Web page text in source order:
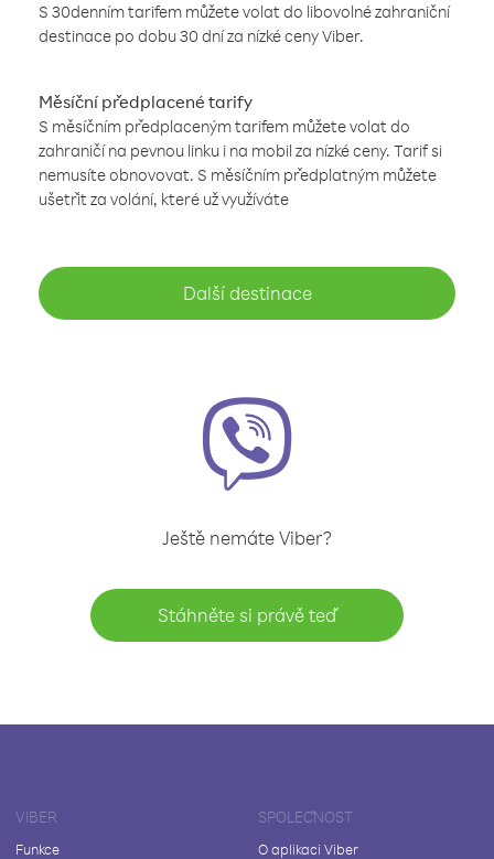
S 30denním tarifem můžete volat do libovolné zahraniční
destinace po dobu 30 dní za nízké ceny Viber.
Měsíční předplacené tarify
S měsíčním předplaceným tarifem můžete volat do
zahraničí na pevnou linku i na mobil za nízké ceny. Tarif si
nemusíte obnovovat. S měsíčním předplatným můžete
ušetřit za volání, které už využíváte
Další destinace
Ještě nemáte Viber?
Stáhněte si právě teď
VIBER
Funkce
SPOLEČNOST
O aplikaci Viber